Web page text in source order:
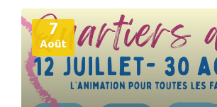
7
Août
Plus
d'informations